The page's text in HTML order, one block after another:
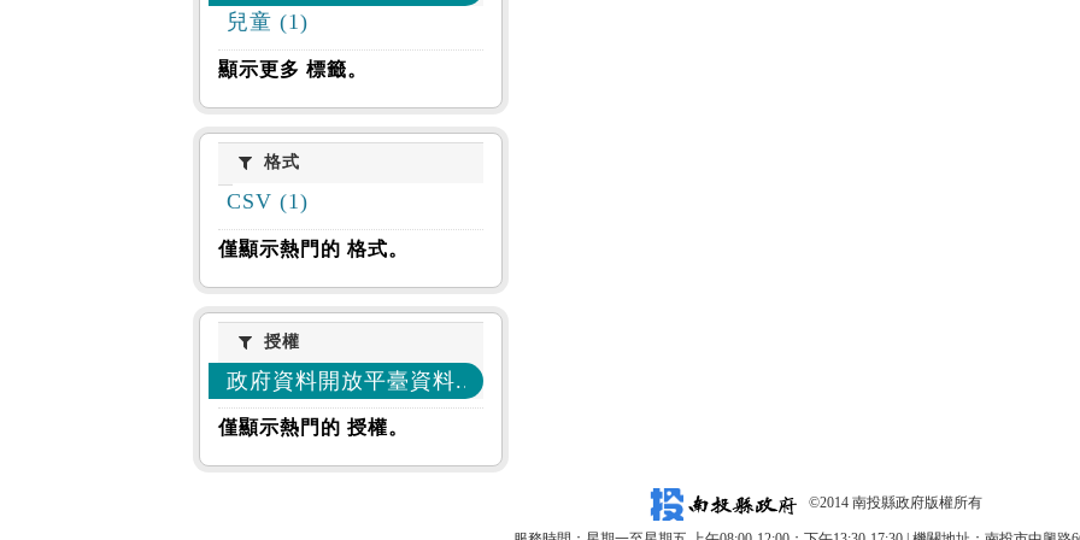
兒童 (1)
顯示更多 標籤。
格式格式
CSV (1)
僅顯示熱門的 格式。
授權授權
政府資料開放平臺資料... (1)
僅顯示熱門的 授權。
©2014 南投縣政府版權所有